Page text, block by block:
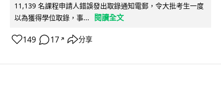
11,139 名課程申請人錯誤發出取錄通知電郵，令大批考生一度
以為獲得學位取錄，事...
閱讀全文
149 17 ↗ 分享